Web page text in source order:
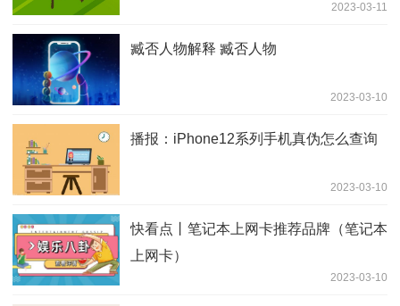
2023-03-11
臧否人物解释 臧否人物
2023-03-10
播报：iPhone12系列手机真伪怎么查询
2023-03-10
快看点丨笔记本上网卡推荐品牌（笔记本
上网卡）
2023-03-10